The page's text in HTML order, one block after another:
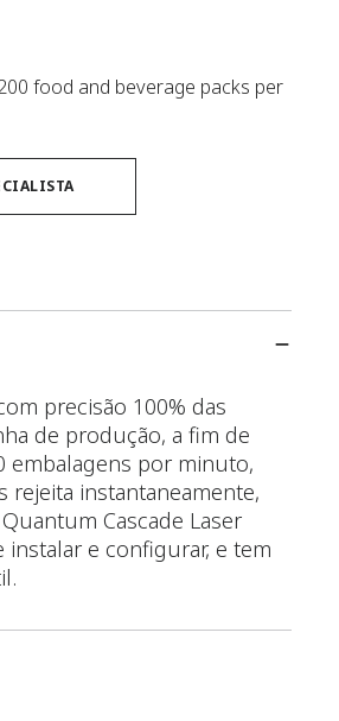
food and beverage packs per
precisão 100% das
de produção, a fim de
embalagens por minuto,
rejeita instantaneamente,
Cascade Laser
instalar e configurar, e tem